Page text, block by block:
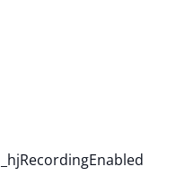
_hjRecordingEnabled